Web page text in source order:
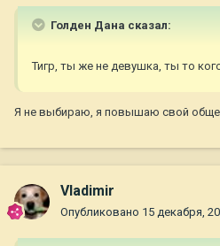
Голден Дана сказал:
Тигр, ты же не девушка, ты то
Я не выбираю, я повышаю свой
Vladimir
Опубликовано 15 декабря,